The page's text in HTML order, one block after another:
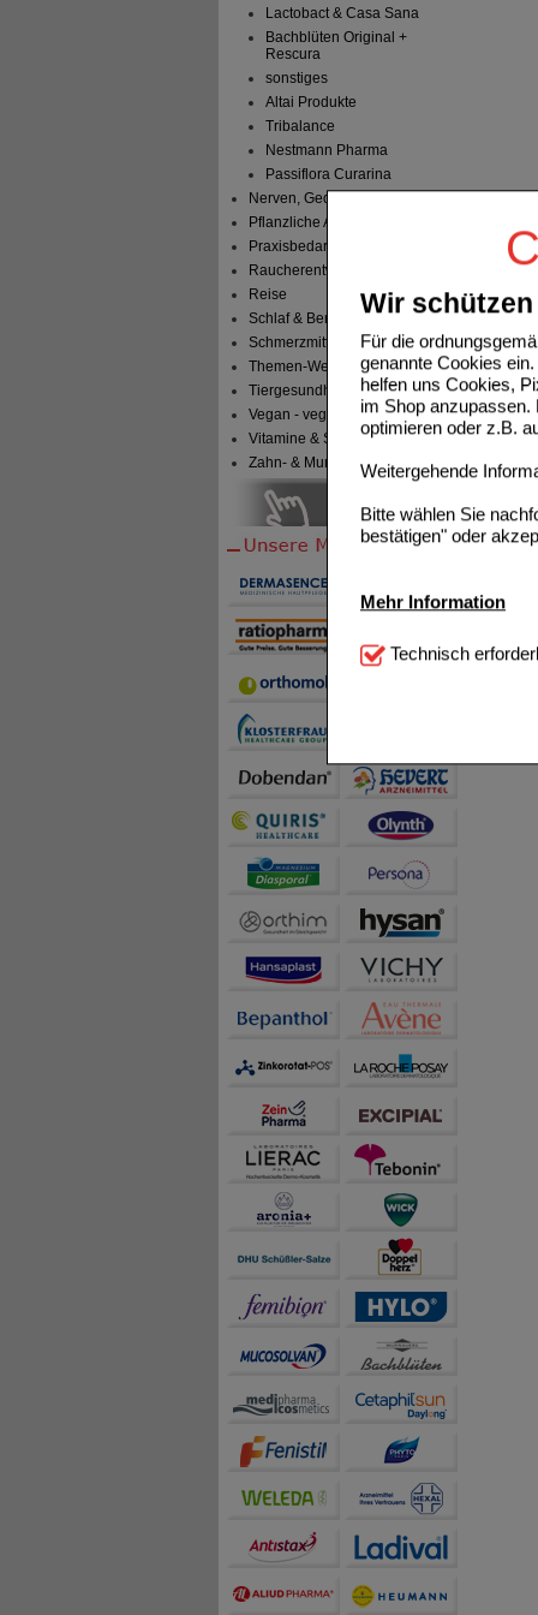
Wir
Für die
genannte Cookies
helfen uns Cookies,
im Shop anzupassen.
optimieren oder z.B.
Weitergehende
Bitte wählen Sie
bestätigen" oder
Mehr Information
Technisch
notwendig sind (z.B.
Inhalte anzuzeigen
Statistik & Tracking:
sammeln, mit deren
auch die Werbung
teilweise an Dritte
Technisch
Lactobact & Casa Sana
Bachblüten Original +
Rescura
sonstiges
Altai Produkte
Tribalance
Nestmann Pharma
Passiflora Curarina
Nerven, Gedächtnis & Gemüt
Pflanzliche Arzneimittel
Praxisbedarf
Raucherentwöhnung
Reise
Schlaf & Beruhigung
Schmerzmittel
Themen-Welten
Tiergesundheit & Tierbedarf
Vegan - vegetarisch
Vitamine & Sport
Zahn- & Mundpflege